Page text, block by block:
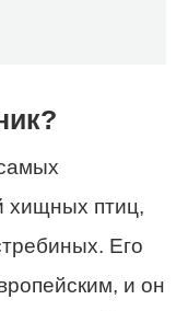
хищных птиц,
Его
и он